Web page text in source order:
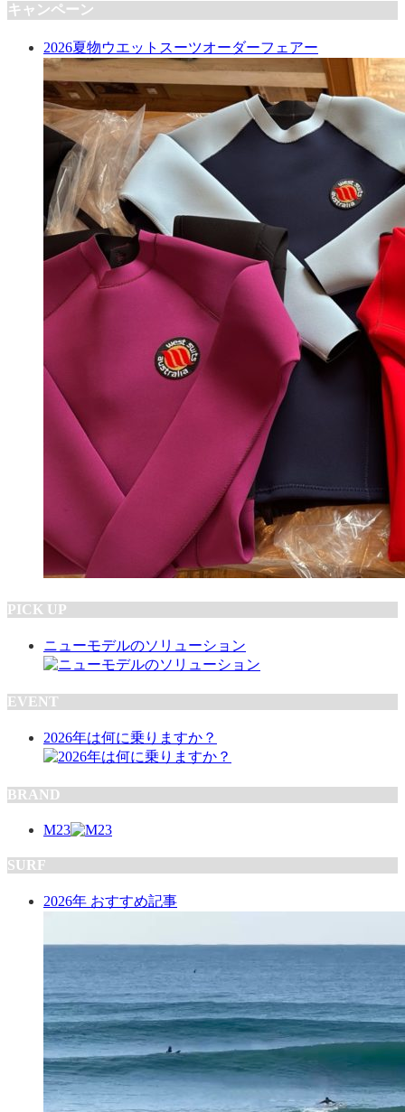
キャンペーン
2026夏物ウエットスーツオーダーフェアー
PICK UP
ニューモデルのソリューション
EVENT
2026年は何に乗りますか？
BRAND
M23
SURF
2026年 おすすめ記事